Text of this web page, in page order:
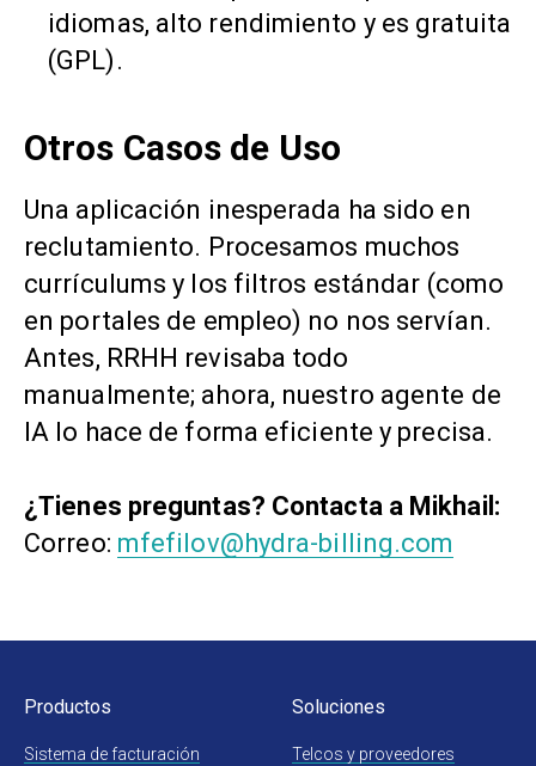
idiomas, alto rendimiento y es gratuita
(GPL).
Otros Casos de Uso
Una aplicación inesperada ha sido en
reclutamiento. Procesamos muchos
currículums y los filtros estándar (como
en portales de empleo) no nos servían.
Antes, RRHH revisaba todo
manualmente; ahora, nuestro agente de
IA lo hace de forma eficiente y precisa.
¿Tienes preguntas? Contacta a Mikhail:
Correo: mfefilov@hydra-billing.com
Productos
Sistema de facturación
Soluciones
Telcos y proveedores